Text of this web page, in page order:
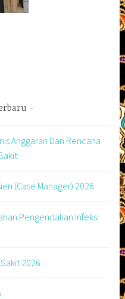
Anggaran Dan Rencana
(Case Manager) 2026
Pengendalian Infeksi
2026